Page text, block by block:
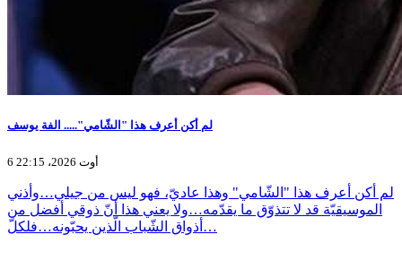
لم أكن أعرف هذا "الشّامي"..... الفة يوسف
6 أوت 2026، 22:15
لم أكن أعرف هذا "الشّامي" وهذا عاديّ، فهو ليس من جيلي…وأذني
الموسيقيّة قد لا تتذوّق ما يقدّمه…ولا يعني هذا أنّ ذوقي أفضل من
أذواق الشّباب الّذين يحبّونه…فلكلّ…